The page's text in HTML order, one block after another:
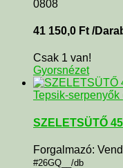
0808
41 150,0 Ft /
Csak 1 van!
Gyorsnézet
Tepsik-serpenyők
SZELETSÜTŐ
Forgalmazó:
#26GQ__/db